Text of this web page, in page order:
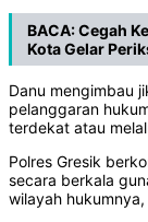
BACA:Cegah
Kota Gelar
Danu mengimbau
pelanggaran
terdekat atau
Polres Gresik
secara berkala
wilayah